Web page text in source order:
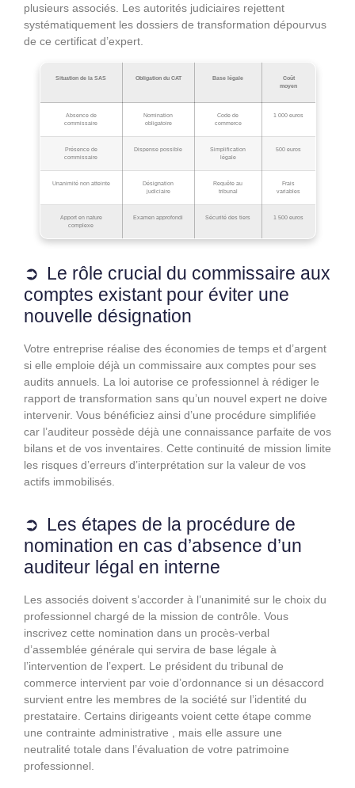
plusieurs associés. Les autorités judiciaires rejettent
systématiquement les dossiers de transformation dépourvus
de ce certificat d’expert.
Situation de la SAS Obligation du CAT Base légale
Coût
moyen
Absence de
commissaire
Nomination
obligatoire
Code de
commerce
1 000 euros
Présence de
commissaire
Dispense possible
Simplification
légale
500 euros
Unanimité non atteinte
Désignation
judiciaire
Requête au
tribunal
Frais
variables
Apport en nature
complexe
Examen approfondi Sécurité des tiers 1 500 euros
Le rôle crucial du commissaire aux
comptes existant pour éviter une
nouvelle désignation
Votre entreprise réalise des économies de temps et d’argent
si elle emploie déjà un commissaire aux comptes pour ses
audits annuels. La loi autorise ce professionnel à rédiger le
rapport de transformation sans qu’un nouvel expert ne doive
intervenir. Vous bénéficiez ainsi d’une procédure simplifiée
car l’auditeur possède déjà une connaissance parfaite de vos
bilans et de vos inventaires. Cette continuité de mission limite
les risques d’erreurs d’interprétation sur la valeur de vos
actifs immobilisés.
Les étapes de la procédure de
nomination en cas d’absence d’un
auditeur légal en interne
Les associés doivent s’accorder à l’unanimité sur le choix du
professionnel chargé de la mission de contrôle. Vous
inscrivez cette nomination dans un procès-verbal
d’assemblée générale qui servira de base légale à
l’intervention de l’expert. Le président du tribunal de
commerce intervient par voie d’ordonnance si un désaccord
survient entre les membres de la société sur l’identité du
prestataire. Certains dirigeants voient cette étape comme
une contrainte administrative , mais elle assure une
neutralité totale dans l’évaluation de votre patrimoine
professionnel.